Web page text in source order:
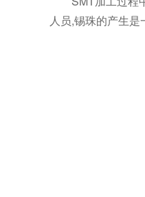
人员,锡珠的产生